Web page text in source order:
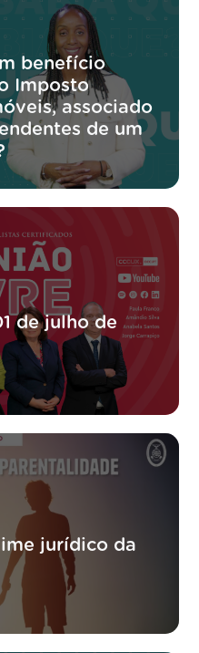
benefício
Imposto
associado
de um
de julho de
jurídico da